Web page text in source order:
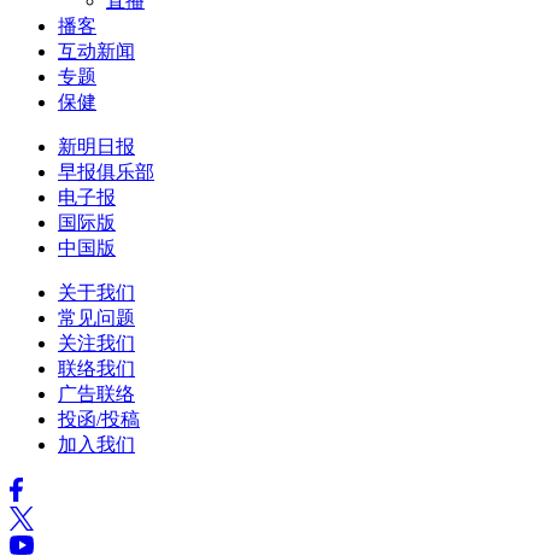
播客
互动新闻
专题
保健
新明日报
早报俱乐部
电子报
国际版
中国版
关于我们
常见问题
关注我们
联络我们
广告联络
投函/投稿
加入我们